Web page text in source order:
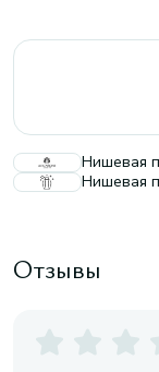
Нишевая
Нишевая
Отзывы